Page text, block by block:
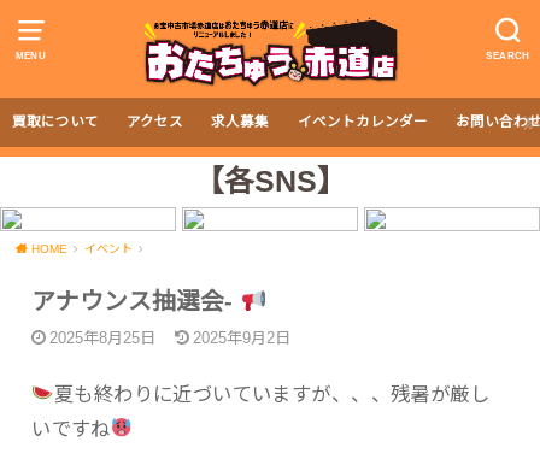
MENU SEARCH
買取について アクセス 求人募集 イベントカレンダー お問い合わ
【各SNS】
HOME イベント
アナウンス抽選会-
2025年8月25日 2025年9月2日
夏も終わりに近づいていますが、、、残暑が厳し
いですね